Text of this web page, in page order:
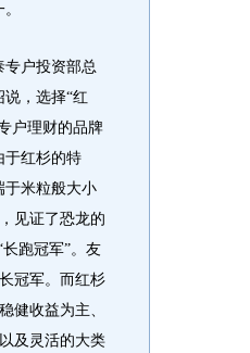
户投资部总
说，选择“红
户理财的品牌
于红杉的特
于米粒般大小
见证了恐龙的
跑冠军”。友
冠军。而红杉
健收益为主、
及灵活的大类